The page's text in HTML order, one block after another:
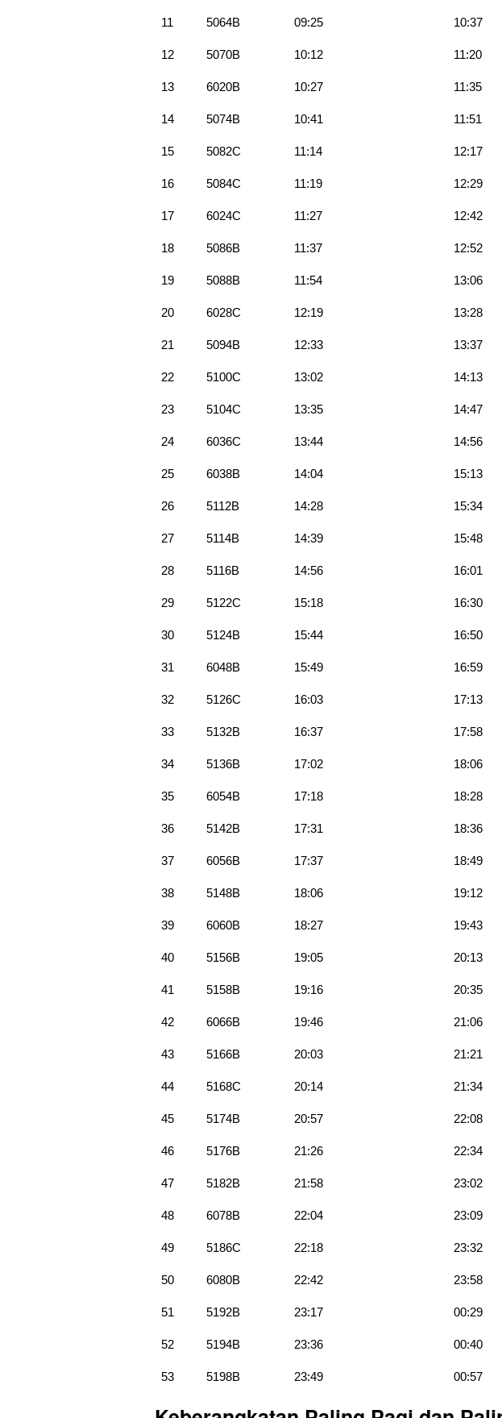
11 5064B 09:25 10:37
12 5070B 10:12 11:20
13 6020B 10:27 11:35
14 5074B 10:41 11:51
15 5082C 11:14 12:17
16 5084C 11:19 12:29
17 6024C 11:27 12:42
18 5086B 11:37 12:52
19 5088B 11:54 13:06
20 6028C 12:19 13:28
21 5094B 12:33 13:37
22 5100C 13:02 14:13
23 5104C 13:35 14:47
24 6036C 13:44 14:56
25 6038B 14:04 15:13
26 5112B 14:28 15:34
27 5114B 14:39 15:48
28 5116B 14:56 16:01
29 5122C 15:18 16:30
30 5124B 15:44 16:50
31 6048B 15:49 16:59
32 5126C 16:03 17:13
33 5132B 16:37 17:58
34 5136B 17:02 18:06
35 6054B 17:18 18:28
36 5142B 17:31 18:36
37 6056B 17:37 18:49
38 5148B 18:06 19:12
39 6060B 18:27 19:43
40 5156B 19:05 20:13
41 5158B 19:16 20:35
42 6066B 19:46 21:06
43 5166B 20:03 21:21
44 5168C 20:14 21:34
45 5174B 20:57 22:08
46 5176B 21:26 22:34
47 5182B 21:58 23:02
48 6078B 22:04 23:09
49 5186C 22:18 23:32
50 6080B 22:42 23:58
51 5192B 23:17 00:29
52 5194B 23:36 00:40
53 5198B 23:49 00:57